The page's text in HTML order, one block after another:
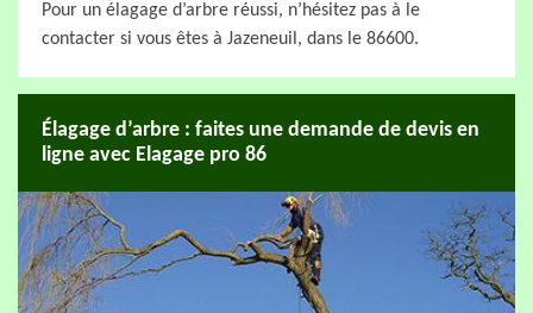
Pour un élagage d’arbre réussi, n’hésitez pas à le
contacter si vous êtes à Jazeneuil, dans le 86600.
Élagage d’arbre : faites une demande de devis en
ligne avec Elagage pro 86